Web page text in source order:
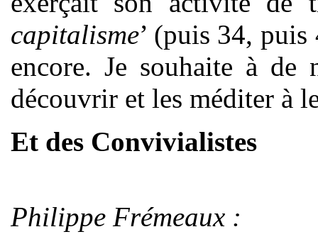
capitalisme’ (puis 34,
encore. Je souhaite à de
découvrir et les méditer à
Et des Convivialistes
Philippe Frémeaux :